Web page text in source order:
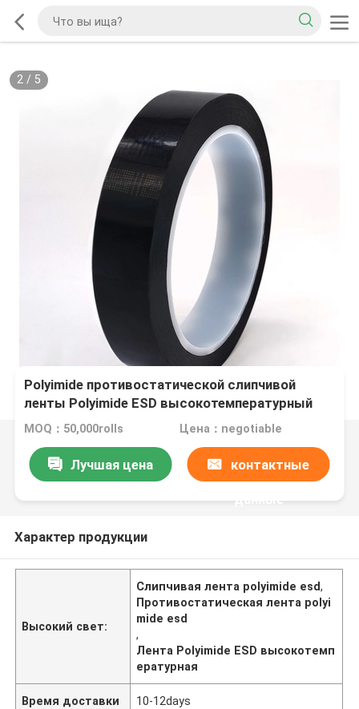
2/ 5
Polyimide противостатической слипчивой
ленты Polyimide ESD высокотемпературный
связывает встали на сторону одиночное,
который тесьмой
MOQ：50,000rolls Цена：negotiable
Лучшая цена контактные
данные
Характер продукции
Высокий свет:
Слипчивая лента polyimide esd,
Противостатическая лента polyi
mide esd
,
Лента Polyimide ESD высокотемп
ературная
Время доставки 10-12days